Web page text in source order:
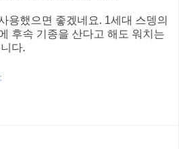
용했으면 좋겠네요. 1세대 스뎅의
후속 기종을 산다고 해도 워치는
다.